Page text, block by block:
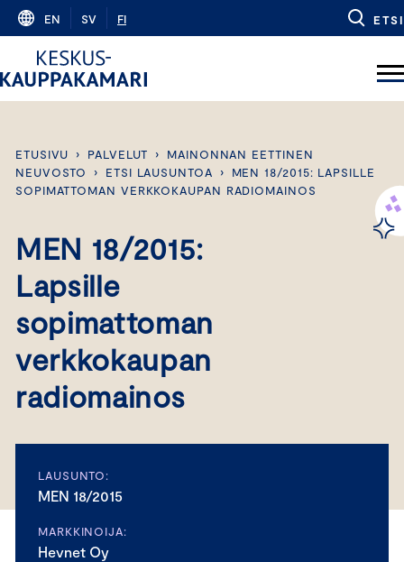
Skip
content
EN SV FI ETSI
ETUSIVU › PALVELUT ›
MAINONNAN EETTINEN
NEUVOSTO
› ETSI LAUSUNTOA ›
MEN 18/2015: LAPSILLE
SOPIMATTOMAN VERKKOKAUPAN RADIOMAINOS
MEN 18/2015:
Lapsille
sopimattoman
verkkokaupan
radiomainos
LAUSUNTO:
MEN 18/2015
MARKKINOIJA:
Hevnet Oy